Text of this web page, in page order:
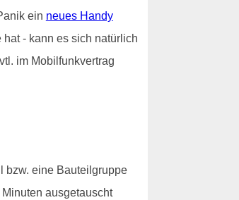
ein neues Handy
- kann es sich natürlich
im Mobilfunkvertrag
bzw. eine Bauteilgruppe
ausgetauscht